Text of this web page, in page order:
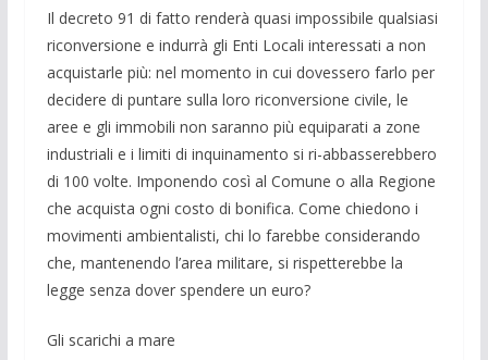
Il decreto 91 di fatto renderà quasi im­possibile qualsiasi
riconversione e in­durrà gli Enti Locali interessati a non
acquistarl­e più: nel momento in cui dovesse­ro farlo per
decidere di puntare sulla loro ricon­versione civile, le
aree e gli immobili non saranno più equiparati a zone
indu­striali e i limiti di inquinamento si ri-abbassereb­bero
di 100 volte. Imponendo così al Co­mune o alla Regione
che acqui­sta ogni co­sto di bonifica. Come chiedono i
movi­menti ambientalisti, chi lo farebbe consi­derando
che, mantenendo l’area mi­litare, si rispetterebbe la
legge senza do­ver spen­dere un euro?
Gli scarichi a mare